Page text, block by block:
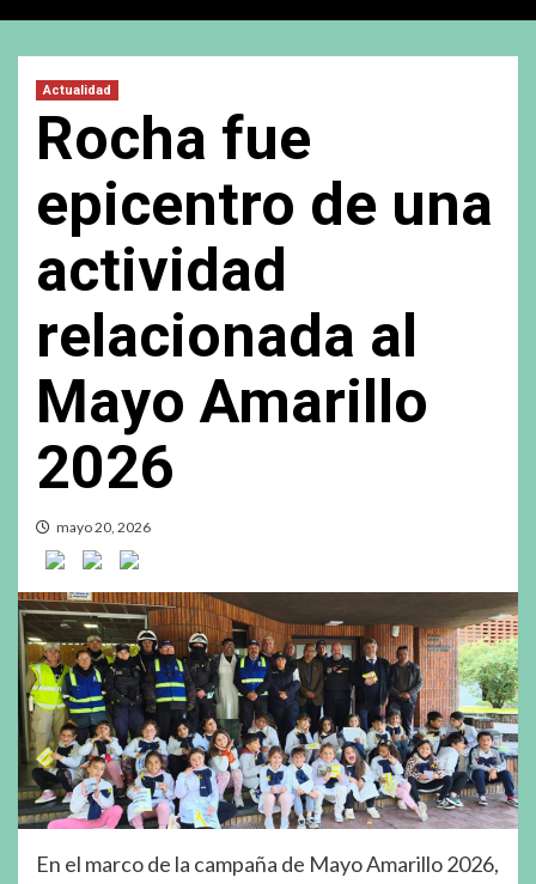
Actualidad
Rocha fue
epicentro de una
actividad
relacionada al
Mayo Amarillo
2026
mayo 20, 2026
En el marco de la campaña de Mayo Amarillo 2026,